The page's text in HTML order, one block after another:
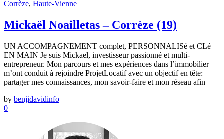
Corrèze, Haute-Vienne
Mickaël Noailletas – Corrèze (19)
UN ACCOMPAGNEMENT complet, PERSONNALISé et CLé
EN MAIN Je suis Mickael, investisseur passionné et multi-
entrepreneur. Mon parcours et mes expériences dans l’immobilier
m’ont conduit à rejoindre ProjetLocatif avec un objectif en tête:
partager mes connaissances, mon savoir-faire et mon réseau afin
by benjidavidinfo
0